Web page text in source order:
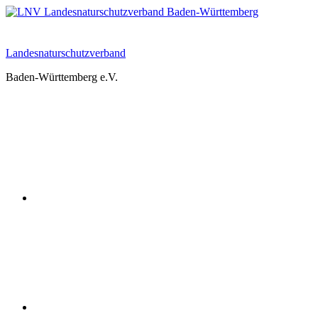
Zum
Landesnaturschutzverband
Baden-Württemberg e.V.